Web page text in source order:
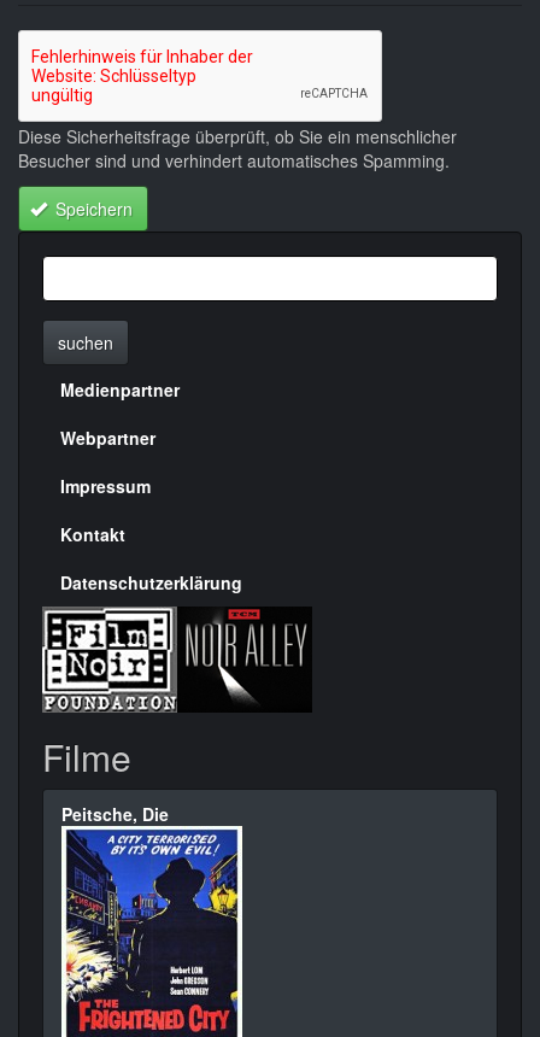
Diese Sicherheitsfrage überprüft, ob Sie ein menschlicher
Besucher sind und verhindert automatisches Spamming.
Speichern
suchen
Menülinks
rechte
Seite
Medienpartner
Webpartner
Impressum
Kontakt
Datenschutzerklärung
Filme
Peitsche, Die